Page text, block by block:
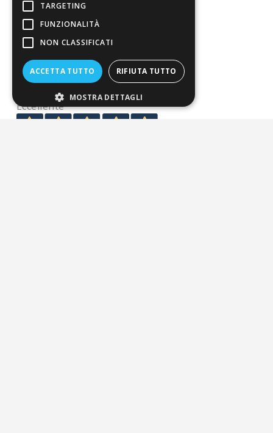
Spedizione
Pagamenti
Resi
Eccellente
TARGETING
FUNZIONALITÀ
NON CLASSIFICATI
ACCETTA TUTTO RIFIUTA TUTTO
MOSTRA DETTAGLI